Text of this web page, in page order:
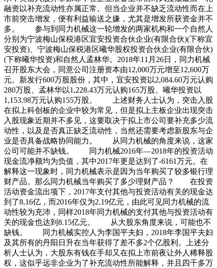
融资以补充流动性亦属正常。但当企业并不缺乏流动性而在上
市前突击增发，便有利益输送之嫌，尤其是增发所获资金并不
多。 参与到同力机械这一轮增发的两家机构和一个自然人
分别为宁波梅山保税港区宜安投资合伙企业(有限合伙)(下称宜
安投资)、宁波梅山保税港区曦华股权投资合伙企业(有限合伙)
(下称曦华投资)和自然人孟林华。2018年11月26日，同力机械
召开股东大会，同意公司注册资本由12,000万元增至12,600万
元。新发行600万股股份，其中，宜安投资以2,084.60万元认购
280万股、孟林华以1,228.43万元认购165万股、曦华投资以
1,153.98万元认购155万股。 上述财务人士认为，突击入股
在拟上科创板的企业中较为常见，但是拟上主板企业出现突击
入股现象近期并不多见，这要取决于拟上市公司要补充多少流
动性，以及是否真正缺乏流动性，当然还需要考虑新股东与企
业是否具备战略协同能力。 从同力机械的角度来说，这家
公司可能并不缺钱。 同力机械2016年—2018年的投资活动
现金流净额均为负值，其中2017年更是达到了-6161万元。在
解释这一现象时，同力机械表示是因为当年购买了较多银行理
财产品。那么同力机械当年购买了多少理财产品？ 在投资
活动资金流出项下，2017年支付其他与投资活动有关的现金达
到了8.16亿，而2016年仅为2.19亿元，由此可见同力机械的流
动性较为充沛，同样2018年同力机械的支付其他与投资活动有
关的现金也达到8.15亿元。 从大股东角度来说，可能也不
缺钱。 同力机械实控人为李国平夫妇，2018年李国平夫妇
及其所有的丹阳日升在当年获得了差不多2个亿股利。上述分
析人士认为，大股东有钱在手却又在拟上市前夜让外人稀释股
权，这似乎远非企业为了补充流动性所能解释，并且四千多万